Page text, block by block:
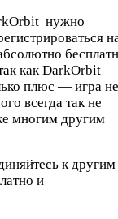
нужно
как DarkOrbit —
плюс — игра не
всегда так не
многим другим
к другим
и